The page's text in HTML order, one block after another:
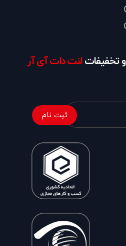
و تخفیفاتلنت دات آی آر
ثبت نام